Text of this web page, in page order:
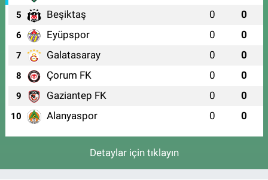
5 Beşiktaş 0 0
6 Eyüpspor 0 0
7 Galatasaray 0 0
8 Çorum FK 0 0
9 Gaziantep FK 0 0
10 Alanyaspor 0 0
Detaylar için tıklayın